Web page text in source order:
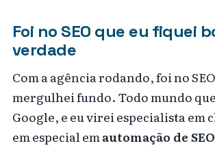
Foi no SEO que eu fiquei
verdade
Com a agência rodando, foi no
mergulhei fundo. Todo mundo
Google, e eu virei especialista em
em especial emautomação de